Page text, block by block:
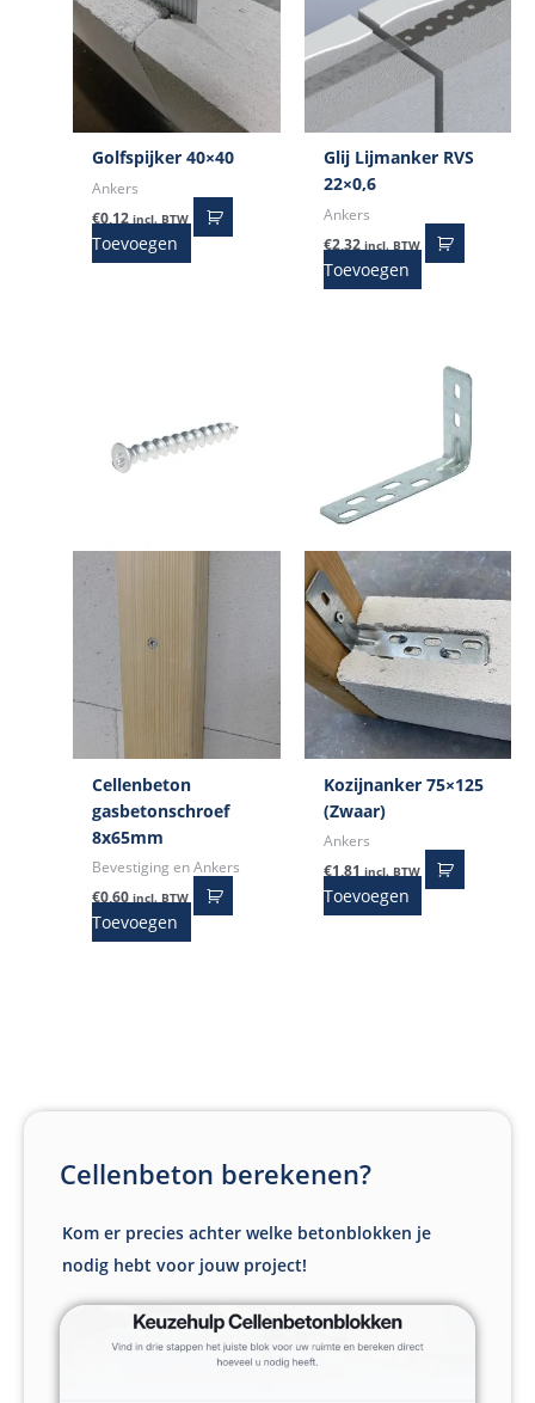
Golfspijker 40×40
Ankers
€0,12 incl. BTW
Toevoegen
Glij Lijmanker RVS
22×0,6
Ankers
€2,32 incl. BTW
Toevoegen
Cellenbeton
gasbetonschroef
8x65mm
Bevestiging en Ankers
€0,60 incl. BTW
Toevoegen
Kozijnanker 75×125
(Zwaar)
Ankers
€1,81 incl. BTW
Toevoegen
Cellenbeton berekenen?
Kom er precies achter welke betonblokken je
nodig hebt voor jouw project!